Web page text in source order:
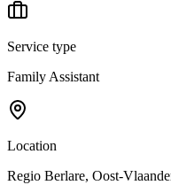
Service type
Family Assistant
Location
Regio Berlare, Oost-